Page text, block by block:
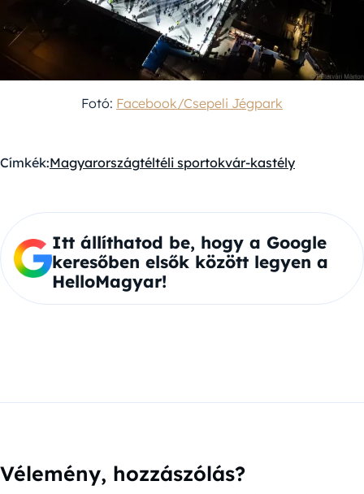
Fotó: Facebook/Csepeli Jégpark
Címkék:Magyarországtéltéli sportokvár-kastély
Itt állíthatod be, hogy a Google
keresőben elsők között legyen a
HelloMagyar!
Vélemény, hozzászólás?